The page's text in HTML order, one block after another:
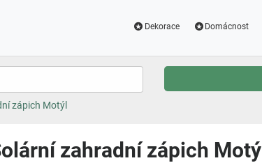
Dekorace Domácnost
zápich Motýl
zahradní zápich Motýl